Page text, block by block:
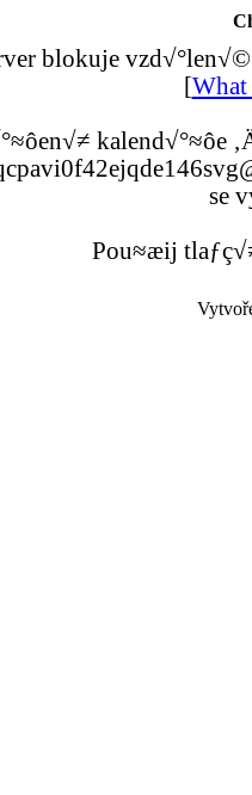
blokuje
[What
kalend√°≈ôe
se
Pou≈æij